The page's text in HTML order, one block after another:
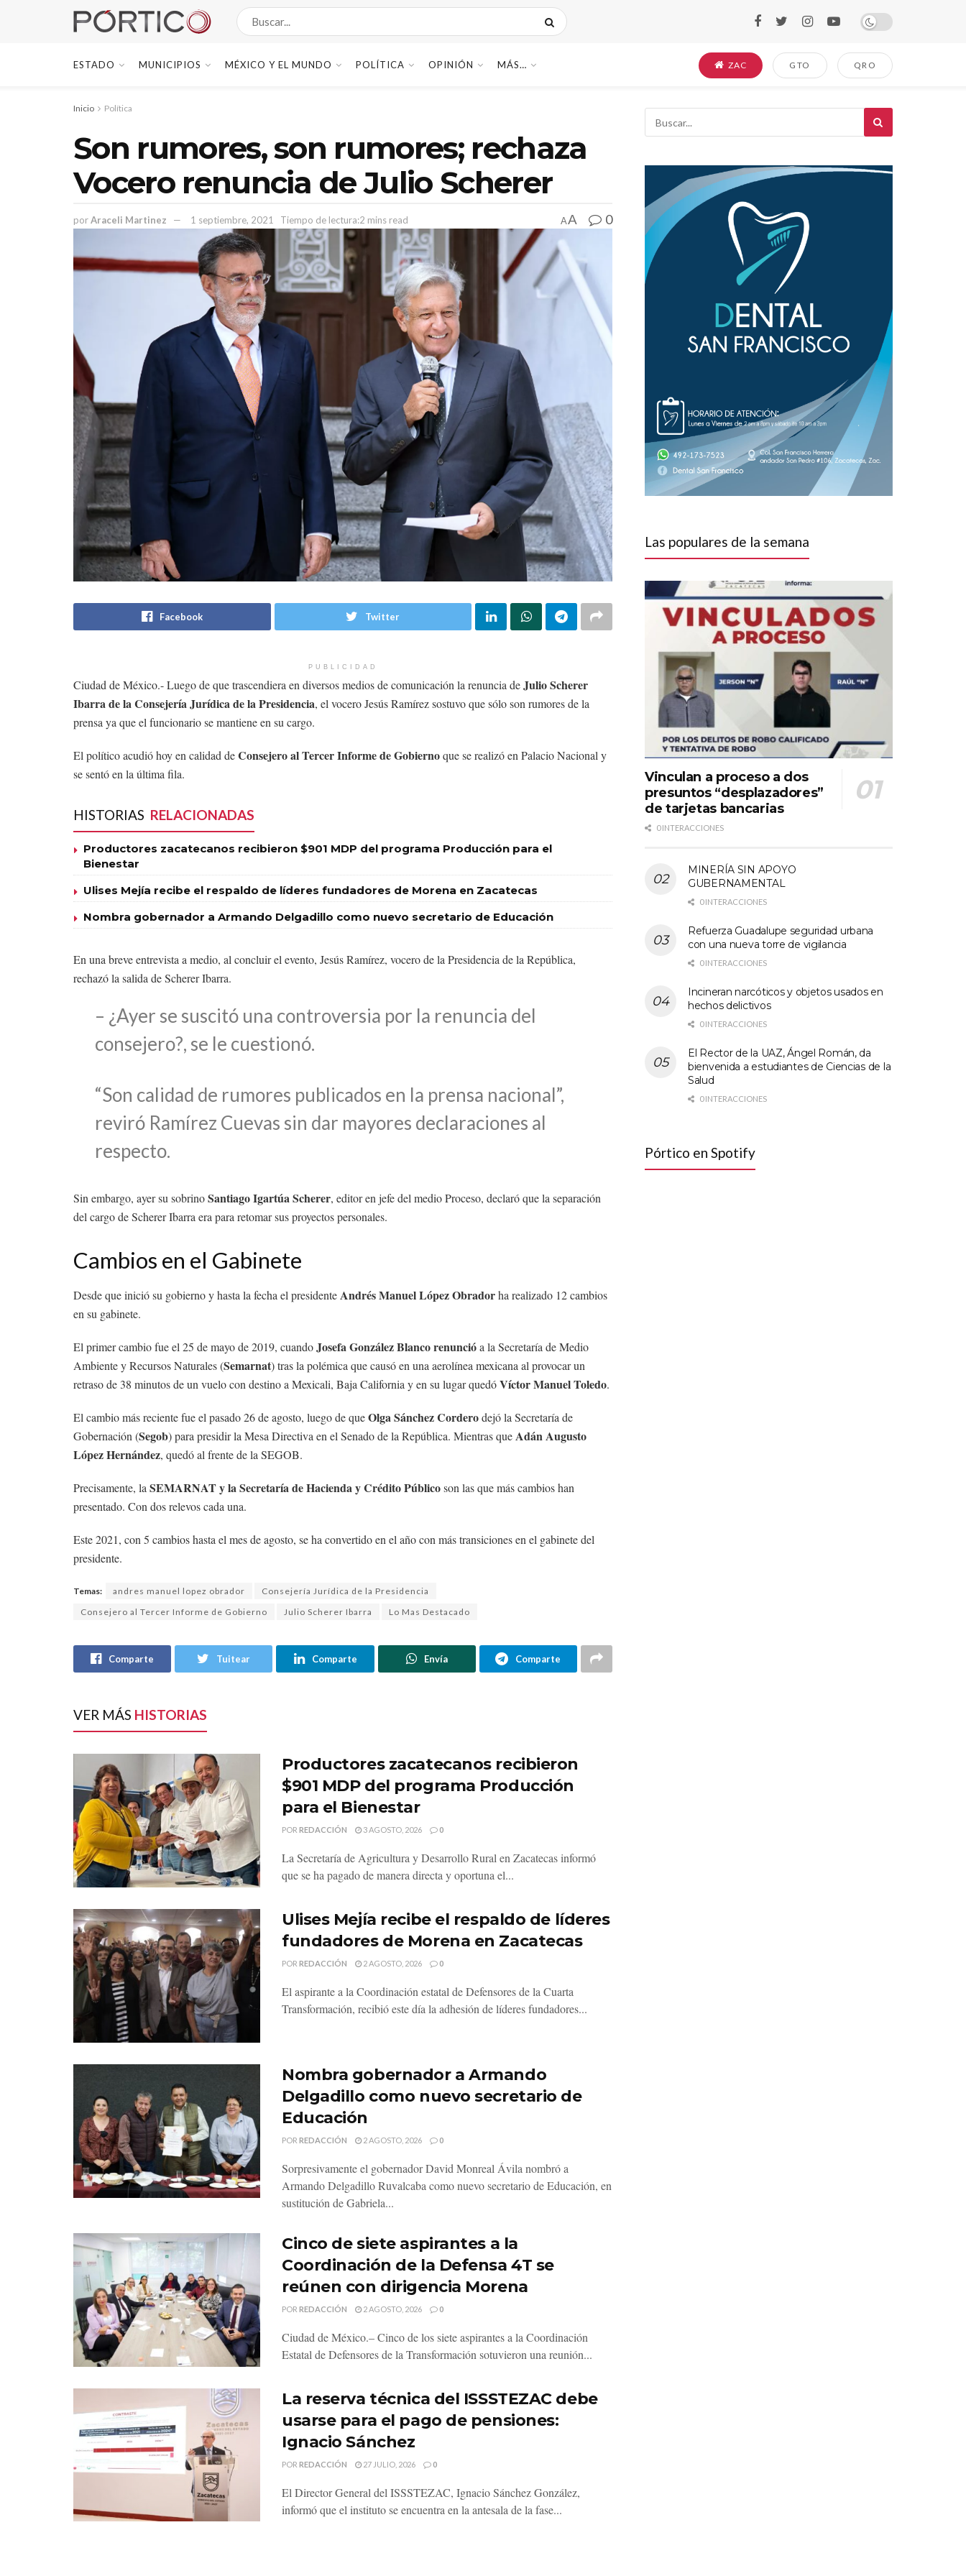
ESTADO MUNICIPIOS MÉXICO Y EL MUNDO POLÍTICA OPINIÓN MÁS… ZAC GTO QRO
Inicio Política
Son rumores, son rumores; rechaza
Vocero renuncia de Julio Scherer
porAraceli Martinez 1 septiembre, 2021 Tiempo de lectura:2 mins read AA 0
Facebook Twitter
PUBLICIDAD
Ciudad de México.- Luego de que trascendiera en diversos medios de comunicación la renuncia deJulio Scherer
Ibarra de la Consejería Jurídica de la Presidencia, el vocero Jesús Ramírez sostuvo que sólo son rumores de la
prensa ya que el funcionario se mantiene en su cargo.
El político acudió hoy en calidad deConsejero al Tercer Informe de Gobiernoque se realizó en Palacio Nacional y
se sentó en la última fila.
HISTORIAS RELACIONADAS
Productores zacatecanos recibieron $901 MDP del programa Producción para el
Bienestar
Ulises Mejía recibe el respaldo de líderes fundadores de Morena en Zacatecas
Nombra gobernador a Armando Delgadillo como nuevo secretario de Educación
En una breve entrevista a medio, al concluir el evento, Jesús Ramírez, vocero de la Presidencia de la República,
rechazó la salida de Scherer Ibarra.
– ¿Ayer se suscitó una controversia por la renuncia del
consejero?, se le cuestionó.
“Son calidad de rumores publicados en la prensa nacional”,
reviró Ramírez Cuevas sin dar mayores declaraciones al
respecto.
Sin embargo, ayer su sobrinoSantiago Igartúa Scherer, editor en jefe del medio Proceso, declaró que la separación
del cargo de Scherer Ibarra era para retomar sus proyectos personales.
Cambios en el Gabinete
Desde que inició su gobierno y hasta la fecha el presidenteAndrés Manuel López Obradorha realizado 12 cambios
en su gabinete.
El primer cambio fue el 25 de mayo de 2019, cuandoJosefa González Blanco renuncióa la Secretaría de Medio
Ambiente y Recursos Naturales (Semarnat) tras la polémica que causó en una aerolínea mexicana al provocar un
retraso de 38 minutos de un vuelo con destino a Mexicali, Baja California y en su lugar quedóVíctor Manuel Toledo.
El cambio más reciente fue el pasado 26 de agosto, luego de queOlga Sánchez Corderodejó la Secretaría de
Gobernación (Segob) para presidir la Mesa Directiva en el Senado de la República. Mientras queAdán Augusto
López Hernández, quedó al frente de la SEGOB.
Precisamente, laSEMARNAT y la Secretaría de Hacienda y Crédito Públicoson las que más cambios han
presentado. Con dos relevos cada una.
Este 2021, con 5 cambios hasta el mes de agosto, se ha convertido en el año con más transiciones en el gabinete del
presidente.
Temas: andres manuel lopez obrador
Consejería Jurídica de la Presidencia
Consejero al Tercer Informe de Gobierno
Julio Scherer Ibarra Lo Mas Destacado
Comparte Tuitear Comparte Envía Comparte
VER MÁS HISTORIAS
Productores zacatecanos recibieron
$901 MDP del programa Producción
para el Bienestar
POR REDACCIÓN 3 AGOSTO, 2026 0
La Secretaría de Agricultura y Desarrollo Rural en Zacatecas informó
que se ha pagado de manera directa y oportuna el...
Ulises Mejía recibe el respaldo de líderes
fundadores de Morena en Zacatecas
POR REDACCIÓN 2 AGOSTO, 2026 0
El aspirante a la Coordinación estatal de Defensores de la Cuarta
Transformación, recibió este día la adhesión de líderes fundadores...
Nombra gobernador a Armando
Delgadillo como nuevo secretario de
Educación
POR REDACCIÓN 2 AGOSTO, 2026 0
Sorpresivamente el gobernador David Monreal Ávila nombró a
Armando Delgadillo Ruvalcaba como nuevo secretario de Educación, en
sustitución de Gabriela...
Cinco de siete aspirantes a la
Coordinación de la Defensa 4T se
reúnen con dirigencia Morena
POR REDACCIÓN 2 AGOSTO, 2026 0
Ciudad de México.– Cinco de los siete aspirantes a la Coordinación
Estatal de Defensores de la Transformación sotuvieron una reunión...
La reserva técnica del ISSSTEZAC debe
usarse para el pago de pensiones:
Ignacio Sánchez
POR REDACCIÓN 27 JULIO, 2026 0
El Director General del ISSSTEZAC, Ignacio Sánchez González,
informó que el instituto se encuentra en la antesala de la fase...
Las populares de la semana
Vinculan a proceso a dos
presuntos “desplazadores”
de tarjetas bancarias
0 INTERACCIONES
MINERÍA SIN APOYO
GUBERNAMENTAL
0 INTERACCIONES
Refuerza Guadalupe seguridad urbana
con una nueva torre de vigilancia
0 INTERACCIONES
Incineran narcóticos y objetos usados en
hechos delictivos
0 INTERACCIONES
El Rector de la UAZ, Ángel Román, da
bienvenida a estudiantes de Ciencias de la
Salud
0 INTERACCIONES
Pórtico en Spotify